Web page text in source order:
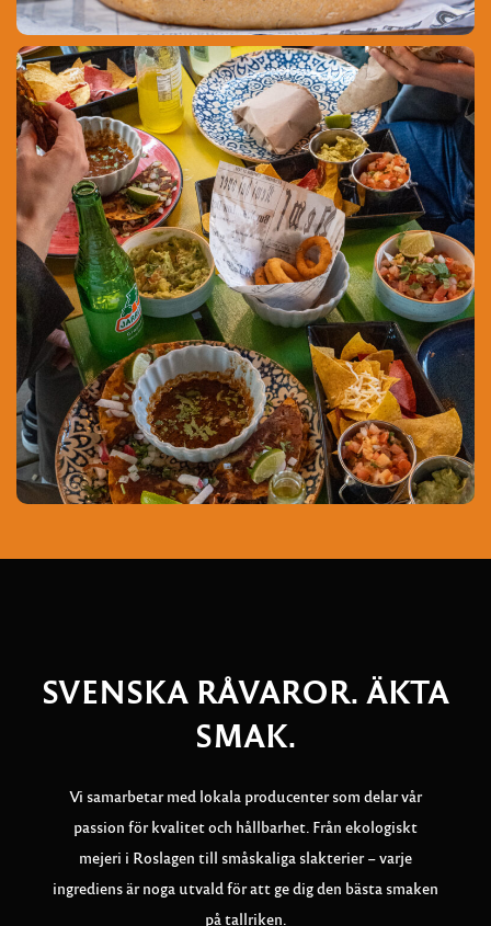
SVENSKA RÅVAROR. ÄKTA
SMAK.
Vi samarbetar med lokala producenter som delar vår
passion för kvalitet och hållbarhet. Från ekologiskt
mejeri i Roslagen till småskaliga slakterier – varje
ingrediens är noga utvald för att ge dig den bästa smaken
på tallriken.